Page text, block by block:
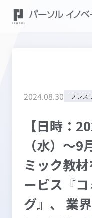
2024.08.30 プレス
【日時：
（水）～
ミック教
ービス『
グ』、 業